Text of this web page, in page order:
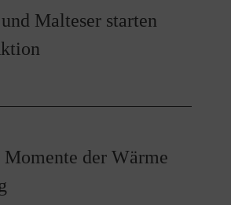
Malteser starten
der Wärme